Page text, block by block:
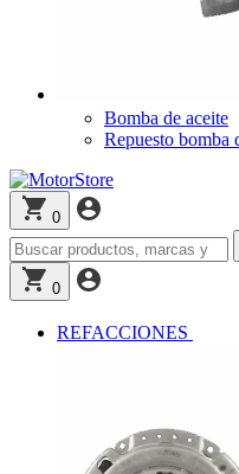
Bomba de aceite
Repuesto bomba
0
0
REFACCIONES